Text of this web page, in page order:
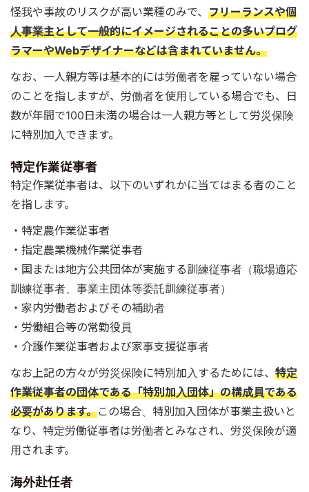
怪我や事故のリスクが高い業種のみで、 フリーランスや個
人事業主として一般的にイメージされることの多いプログ
ラマーやWebデザイナーなどは含まれていません。
なお、一人親方等は基本的には労働者を雇っていない場合
のことを指しますが、労働者を使用している場合でも、日
数が年間で100日未満の場合は一人親方等として労災保険
に特別加入できます。
特定作業従事者
特定作業従事者は、以下のいずれかに当てはまる者のこと
を指します。
・特定農作業従事者
・指定農業機械作業従事者
・国または地方公共団体が実施する訓練従事者（職場適応
訓練従事者、事業主団体等委託訓練従事者）
・家内労働者およびその補助者
・労働組合等の常勤役員
・介護作業従事者および家事支援従事者
なお上記の方々が労災保険に特別加入するためには、 特定
作業従事者の団体である「特別加入団体」の構成員である
必要があります。この場合、特別加入団体が事業主扱いと
なり、特定労働従事者は労働者とみなされ、労災保険が適
用されます。
海外赴任者